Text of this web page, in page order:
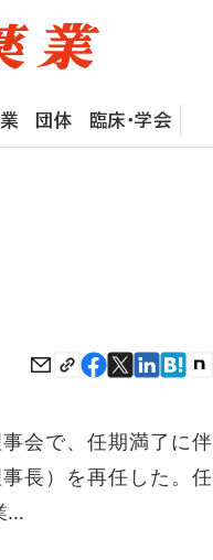
団体 臨床・学会
会で、任期満了に伴
長）を再任した。任
…